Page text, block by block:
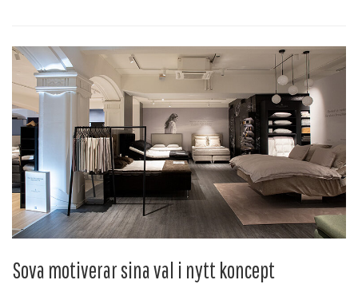
Sova motiverar sina val i nytt koncept